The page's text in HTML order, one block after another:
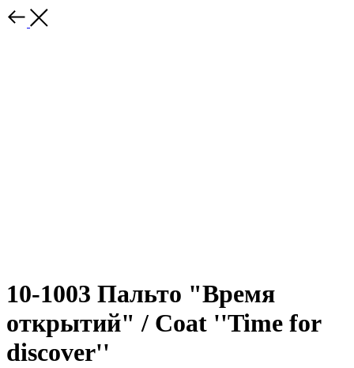
10-1003 Пальто "Время
открытий" / Coat ''Time for
discover''